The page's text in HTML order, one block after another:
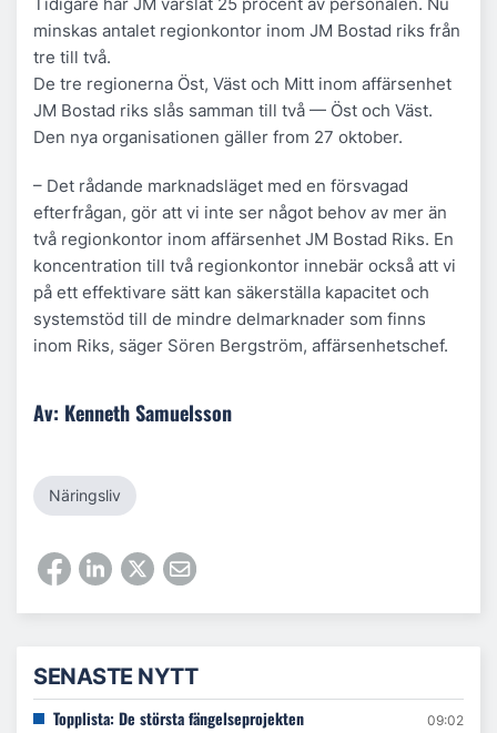
minskas antalet regionkontor inom JM Bostad riks från
tre till två.
De tre regionerna Öst, Väst och Mitt inom affärsenhet
JM Bostad riks slås samman till två — Öst och Väst.
Den nya organisationen gäller from 27 oktober.
– Det rådande marknadsläget med en försvagad
efterfrågan, gör att vi inte ser något behov av mer än
två regionkontor inom affärsenhet JM Bostad Riks. En
koncentration till två regionkontor innebär också att vi
på ett effektivare sätt kan säkerställa kapacitet och
systemstöd till de mindre delmarknader som finns
inom Riks, säger Sören Bergström, affärsenhetschef.
Av: Kenneth Samuelsson
Näringsliv
SENASTE NYTT
Topplista: De största fängelseprojekten 09:02